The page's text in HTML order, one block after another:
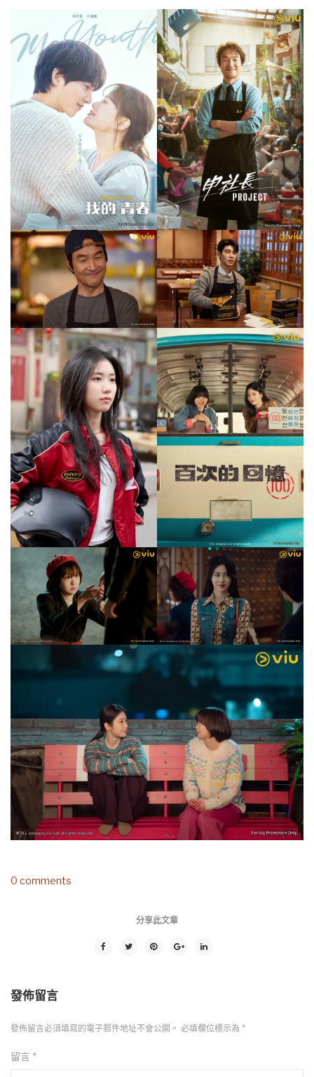
0 comments
分享此文章
發佈留言
發佈留言必須填寫的電子郵件地址不會公開。 必填欄位標示為 *
留言 *